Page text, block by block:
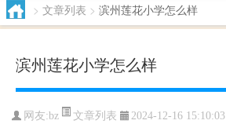
> 文章列表 > 滨州莲花小学怎么样
滨州莲花小学怎么样
网友:bz 文章列表 2024-12-16 15:10:03